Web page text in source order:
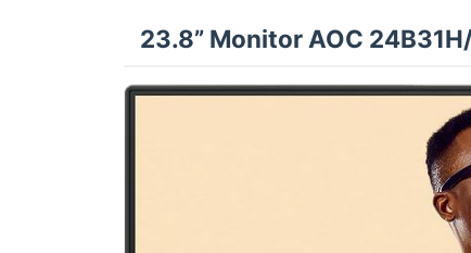
23.8” Monitor AOC